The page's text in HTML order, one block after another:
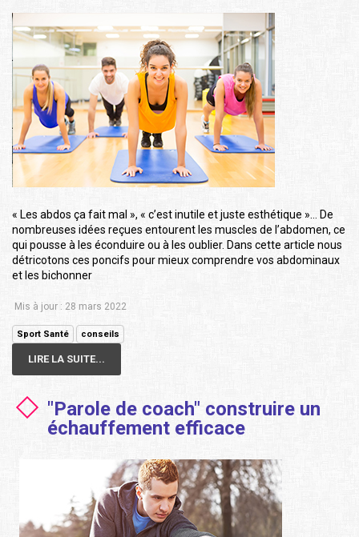
« Les abdos ça fait mal », « c’est inutile et juste esthétique »… De
nombreuses idées reçues entourent les muscles de l’abdomen, ce
qui pousse à les éconduire ou à les oublier. Dans cette article nous
détricotons ces poncifs pour mieux comprendre vos abdominaux
et les bichonner
Mis à jour : 28 mars 2022
Sport Santé conseils
LIRE LA SUITE...
"Parole de coach" construire un
échauffement efficace